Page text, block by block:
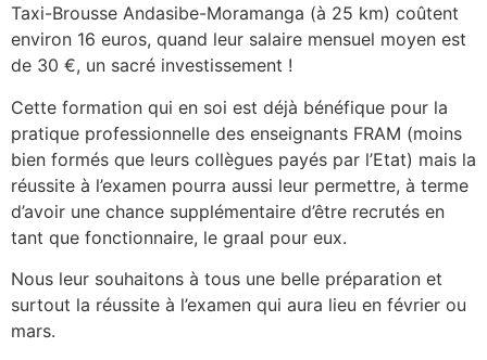
Taxi-Brousse Andasibe-Moramanga (à 25 km) coûtent
environ 16 euros, quand leur salaire mensuel moyen est
de 30 €, un sacré investissement !
Cette formation qui en soi est déjà bénéfique pour la
pratique professionnelle des enseignants FRAM (moins
bien formés que leurs collègues payés par l’Etat) mais la
réussite à l’examen pourra aussi leur permettre, à terme
d’avoir une chance supplémentaire d’être recrutés en
tant que fonctionnaire, le graal pour eux.
Nous leur souhaitons à tous une belle préparation et
surtout la réussite à l’examen qui aura lieu en février ou
mars.